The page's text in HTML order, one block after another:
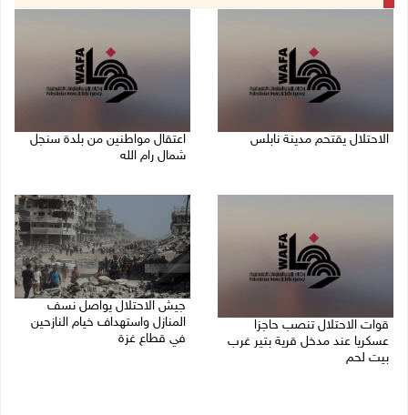
الاحتلال يقتحم مدينة نابلس
اعتقال مواطنين من بلدة سنجل
شمال رام الله
قوات الاحتلال تنصب حاجزا
عسكريا عند مدخل قرية بتير غرب
بيت لحم
جيش الاحتلال يواصل نسف
المنازل واستهداف خيام النازحين
في قطاع غزة